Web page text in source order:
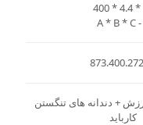
400 * 4.4 *
A * B * C -
+ دندانه های تنگستن
کارباید